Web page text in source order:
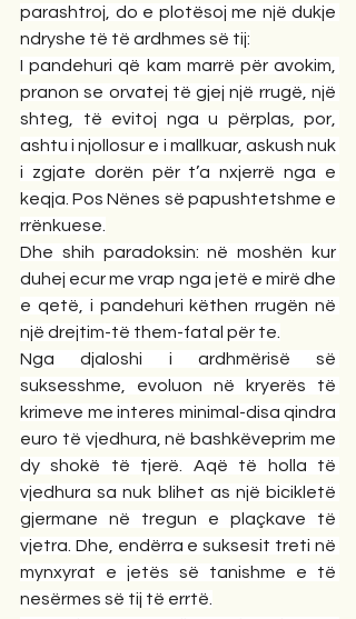
parashtroj, do e plotësoj me një dukje
ndryshe të të ardhmes së tij:
I pandehuri që kam marrë për avokim,
pranon se orvatej të gjej një rrugë, një
shteg, të evitoj nga u përplas, por,
ashtu i njollosur e i mallkuar, askush nuk
i zgjate dorën për t’a nxjerrë nga e
keqja. Pos Nënes së papushtetshme e
rrënkuese.
Dhe shih paradoksin: në moshën kur
duhej ecur me vrap nga jetë e mirë dhe
e qetë, i pandehuri këthen rrugën në
një drejtim-të them-fatal për te.
Nga djaloshi i ardhmërisë së
suksesshme, evoluon në kryerës të
krimeve me interes minimal-disa qindra
euro të vjedhura, në bashkëveprim me
dy shokë të tjerë. Aqë të holla të
vjedhura sa nuk blihet as një bicikletë
gjermane në tregun e plaçkave të
vjetra. Dhe, endërra e suksesit treti në
mynxyrat e jetës së tanishme e të
nesërmes së tij të errtë.